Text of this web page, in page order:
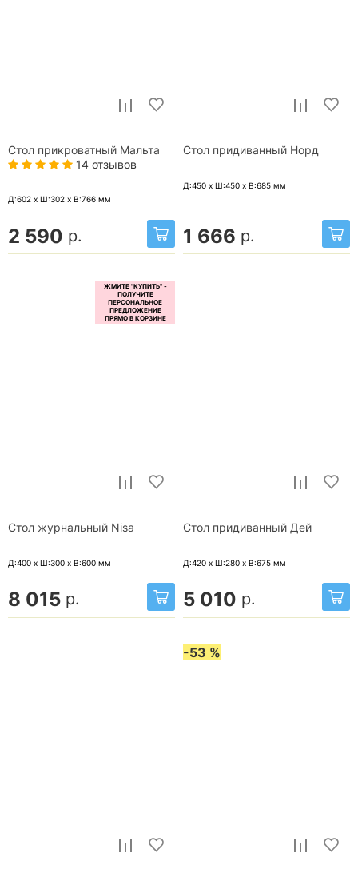
Стол прикроватный Мальта
14 отзывов
Д:602 x Ш:302 x В:766 мм
2 590 р.
Стол придиванный Норд
Д:450 x Ш:450 x В:685 мм
1 666 р.
Стол журнальный Nisa
Д:400 x Ш:300 x В:600 мм
8 015 р.
Стол придиванный Дей
Д:420 x Ш:280 x В:675 мм
5 010 р.
-53 %